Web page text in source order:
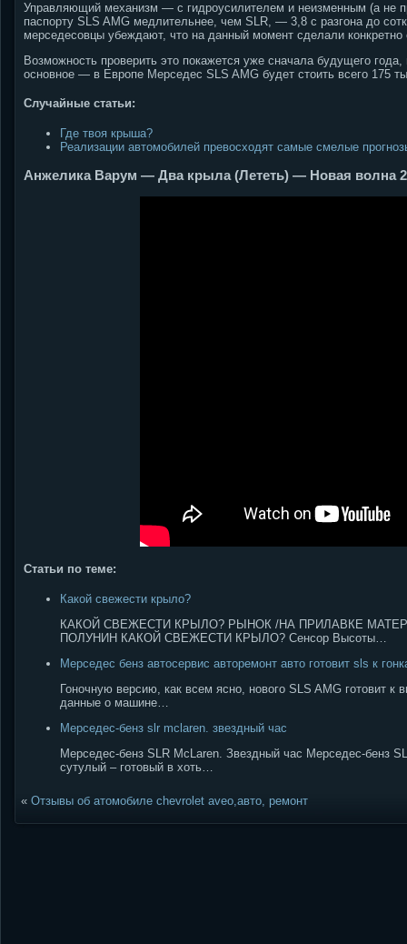
Управляющий механизм — с гидроусилителем и неизменным (а не
паспорту SLS AMG медлительнее, чем SLR, — 3,8 с разгона до
мерседесовцы убеждают, что на данный момент сделали
Возможность проверить это покажется уже сначала будущего
основное — в Европе Мерседес SLS AMG будет стоить всего 175
Случайные статьи:
Где твоя крыша?
Реализации автомобилей превосходят самые смелые
Анжелика Варум — Два крыла (Лететь) — Новая волна
Статьи по теме:
Какой свежести крыло?
КАКОЙ СВЕЖЕСТИ КРЫЛО? РЫНОК /НА ПРИЛАВКЕ
ПОЛУНИН КАКОЙ СВЕЖЕСТИ КРЫЛО? Сенсор Высоты…
Мерседес бенз автосервис авторемонт авто готовит sls к
Гоночную версию, как всем ясно, нового SLS AMG готовит
данные о машине…
Мерседес-бенз slr mclaren. звездный час
Мерседес-бенз SLR McLaren. Звездный час Мерседес-бенз
сутулый – готовый в хоть…
« Отзывы об атомобиле chevrolet aveo,авто, ремонт